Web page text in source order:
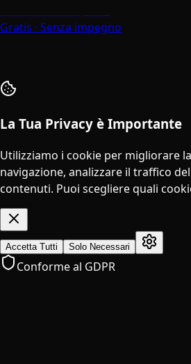
Gratis · Senza impegno
La Tua Privacy è Importante
Utilizziamo i cookie per migliorare
navigazione, analizzare il traffico
contenuti. Puoi scegliere quali
Accetta Tutti Solo Necessari
Conforme al GDPR